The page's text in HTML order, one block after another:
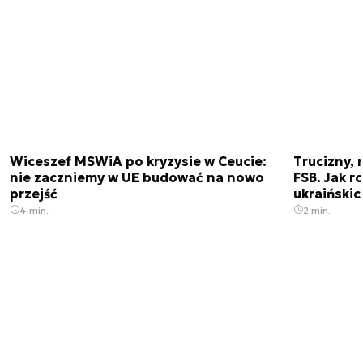
Wiceszef MSWiA po kryzysie w Ceucie:
nie zaczniemy w UE budować na nowo
przejść
4 min.
Trucizny,
FSB. Jak
2 min.